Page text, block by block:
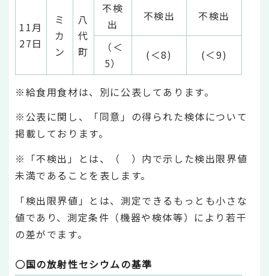
11月
27日
ミ
カ
ン
八
代
町
不検
出
不検出 不検出
（＜
5）
(＜8) (＜9)
※給食用食材は、別に公表してあります。
※公表に関し、「同意」の得られた検体について
掲載しております。
※「不検出」とは、（ ）内で示した検出限界値
未満であることを表します。
「検出限界値」とは、測定できるもっとも小さな
値であり、測定条件（機器や検体等）により若干
の差がでます。
○国の放射性セシウムの基準